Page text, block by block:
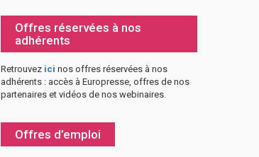
Offres réservées à nos
adhérents
Retrouvez ici nos offres réservées à nos
adhérents : accès à Europresse, offres de nos
partenaires et vidéos de nos webinaires.
Offres d’emploi